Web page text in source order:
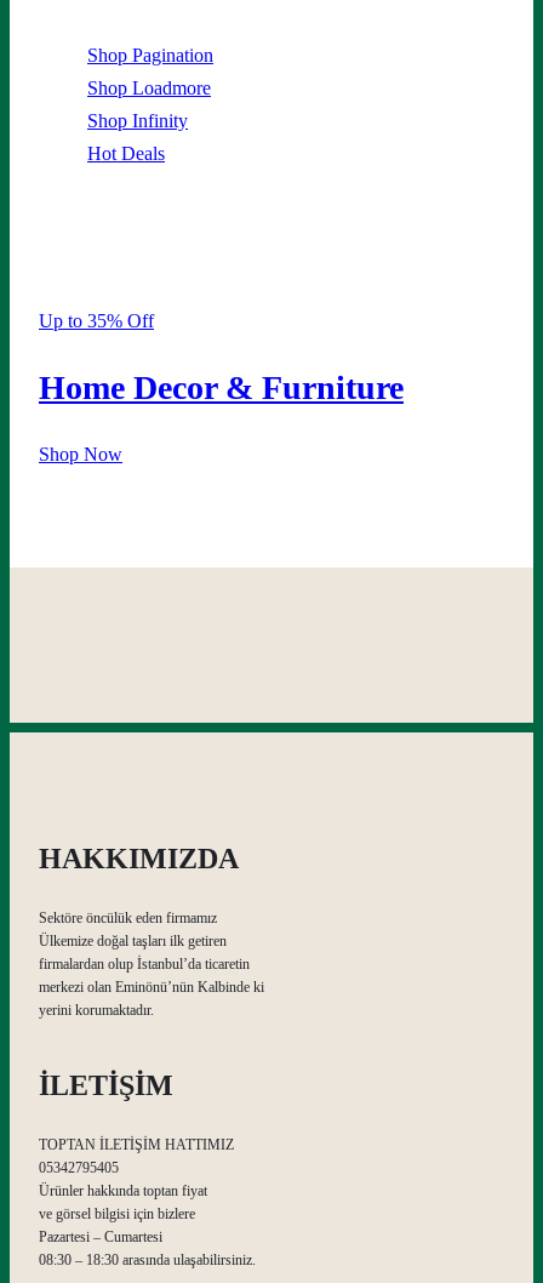
Shop Pagination
Shop Loadmore
Shop Infinity
Hot Deals
Up to 35% Off
Home Decor & Furniture
Shop Now
HAKKIMIZDA
Sektöre öncülük eden firmamız
Ülkemize doğal taşları ilk getiren
firmalardan olup İstanbul’da ticaretin
merkezi olan Eminönü’nün Kalbinde ki
yerini korumaktadır.
İLETİŞİM
TOPTAN İLETİŞİM HATTIMIZ
05342795405
Ürünler hakkında toptan fiyat
ve görsel bilgisi için bizlere
Pazartesi – Cumartesi
08:30 – 18:30 arasında ulaşabilirsiniz.